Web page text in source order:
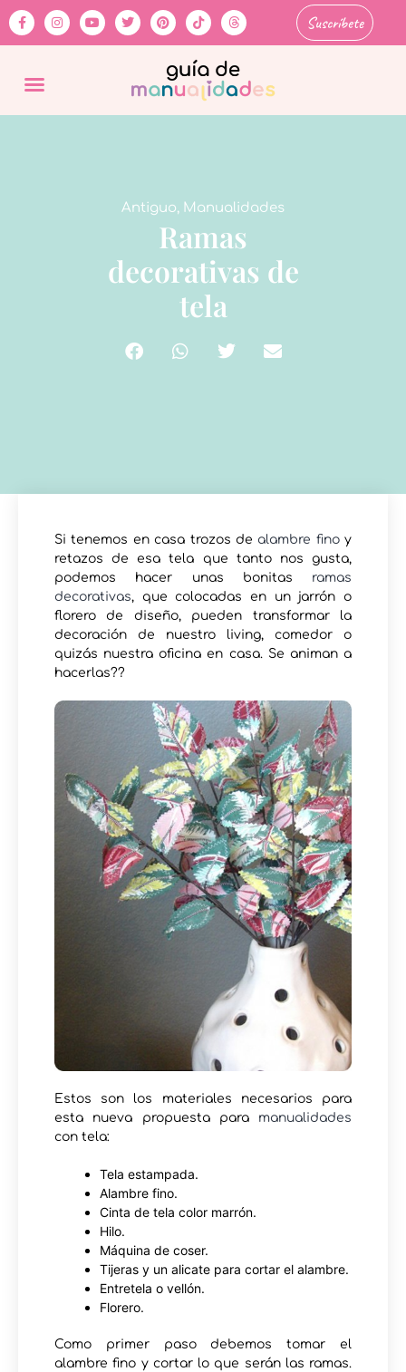
Suscríbete
Antiguo, Manualidades
Ramas
decorativas de
tela
Si tenemos en casa trozos de alambre finoy
retazos de esa tela que tanto nos gusta,
podemos hacer unas bonitas ramas
decorativas, que colocadas en un jarrón o
florero de diseño, pueden transformar la
decoración de nuestro living, comedor o
quizás nuestra oficina en casa. Se animan a
hacerlas??
Estos son los materiales necesarios para
esta nueva propuesta para manualidades
con tela:
Tela estampada.
Alambre fino.
Cinta de tela color marrón.
Hilo.
Máquina de coser.
Tijeras y un alicate para cortar el alambre.
Entretela o vellón.
Florero.
Como primer paso debemos tomar el
alambre fino y cortar lo que serán las ramas.